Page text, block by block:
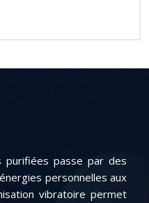
purifiées passe par des
personnelles aux
vibratoire permet